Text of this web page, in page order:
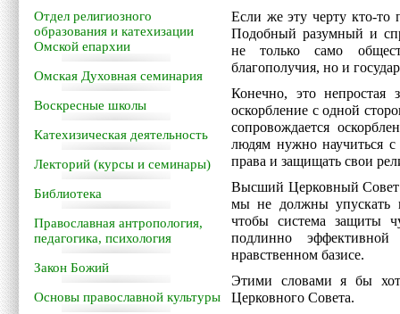
Отдел религиозного
образования и катехизации
Омской епархии
Омская Духовная семинария
Воскресные школы
Катехизическая деятельность
Лекторий (курсы и семинары)
Библиотека
Православная антропология,
педагогика, психология
Закон Божий
Основы православной культуры
Если же эту черту кто-то
Подобный разумный и
не только само
благополучия, но и
Конечно, это непростая
оскорбление с одной
сопровождается
людям нужно научиться с
права и защищать свои
Высший Церковный Совет
мы не должны упускать
чтобы система защиты
подлинно
нравственном базисе.
Этими словами я бы
Церковного Совета.